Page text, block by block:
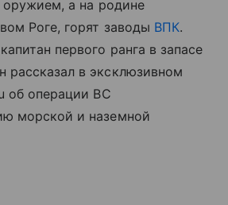
оружием, а на родине
Роге, горят заводы ВПК.
первого ранга в запасе
рассказал в эксклюзивном
об операции ВС
морской и наземной